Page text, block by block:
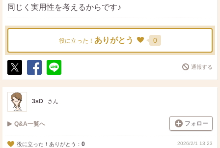
同じく実用性を考えるからです♪
役に立った！ ありがとう 0
ポ
ス
ト
シ
ェ
送
る
通報する
3sD さん
Q&A一覧へ フォロー
役に立った！ありがとう： 0 2026/2/1 13:23